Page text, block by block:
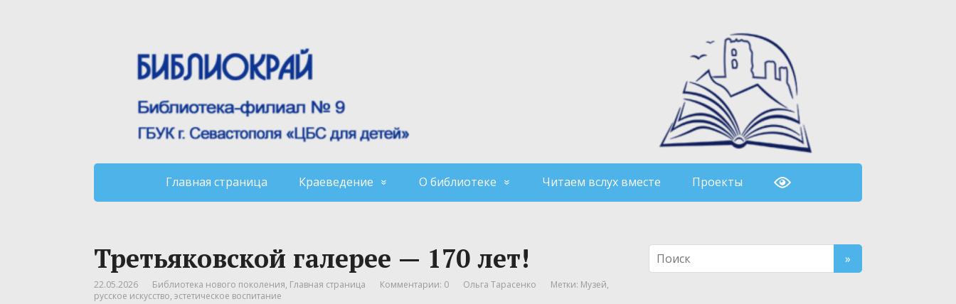
Главная страница Краеведение О библиотеке Читаем вслух вместе Проекты
Третьяковской галерее — 170 лет!
22.05.2026 Библиотека нового поколения, Главная страница Комментарии: 0 Ольга Тарасенко Метки: Музей,
русское искусство, эстетическое воспитание